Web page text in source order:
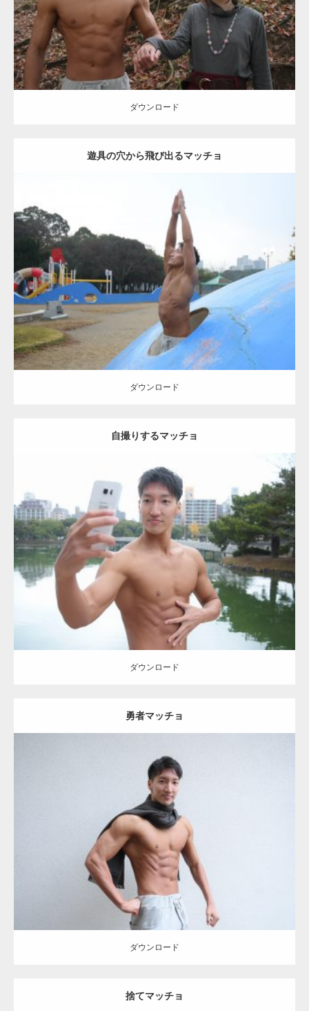
ダウンロード
ダウンロード
遊具の穴から飛び出るマッチョ
Update: 2021.07.9
Category: その他 AKIHITO(細マッチョ) 腹筋
ダウンロード
ダウンロード
自撮りするマッチョ
Update:2021.07.8
Category:公園のマッチョ その他 AKIHITO(細マッチョ) 大胸筋 腹筋
ダウンロード
ダウンロード
勇者マッチョ
Update:2021.07.8
公園のマッチョ その他 AKIHITO(細マッチョ)
筋
ダウンロード
ダウンロード
捨てマッチョ
【YouTube】マッチョフリー素材メンバーが
ギネス世界記録…
【TV】TBS番組「ひるおび」にてマッスルプ